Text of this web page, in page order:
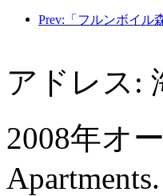
アドレス:
2008年オ
Apartments.